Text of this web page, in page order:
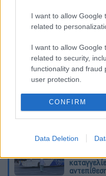
I want to allow Google
related to
I want to allow Google
related to security,
functionality and fraud
user protection.
CONFIRM
Data Deletion
10.500 ευρώκαι
Διαβάστε ακόμη
λίγες
Σαν το
κλόουν